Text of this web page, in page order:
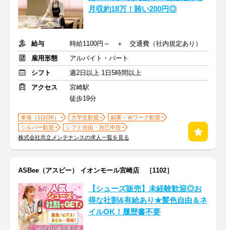
月収約18万！賄い200円◎
給与
時給1100円～ ＋ 交通費（社内規定あり）
雇用形態
アルバイト・パート
シフト
週2日以上 1日5時間以上
アクセス
宮崎駅
徒歩19分
単発（1日OK） 大学生歓迎
副業・Ｗワーク歓迎
シルバー歓迎
シフト自由・自己申告
株式会社共立メンテナンスの求人一覧を見る
ASBee（アスビー） イオンモール宮崎店 ［1102］
【シューズ販売】未経験歓迎◎お
得な社割&有給あり★髪色自由＆ネ
イルOK！履歴書不要